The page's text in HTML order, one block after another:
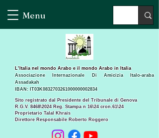
Menu
Sito registrato dal Presidente del Tribunale di Genova
R.G.V. 8468\2024 Reg. Stampa n 16\24 cron.61\24 ​
Proprietario Talal Khrais
Direttore Responsabile Roberto Roggero
L’Italia nel mondo Arabo e il mondo Arabo in Italia
Associazione Internazionale Di Amicizia Italo-araba
Assadakah
IBAN: IT03K0832703261000000002834